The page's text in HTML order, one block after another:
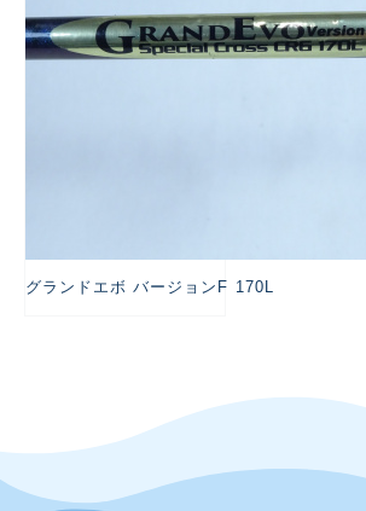
グランドエボ バージョンF 170L